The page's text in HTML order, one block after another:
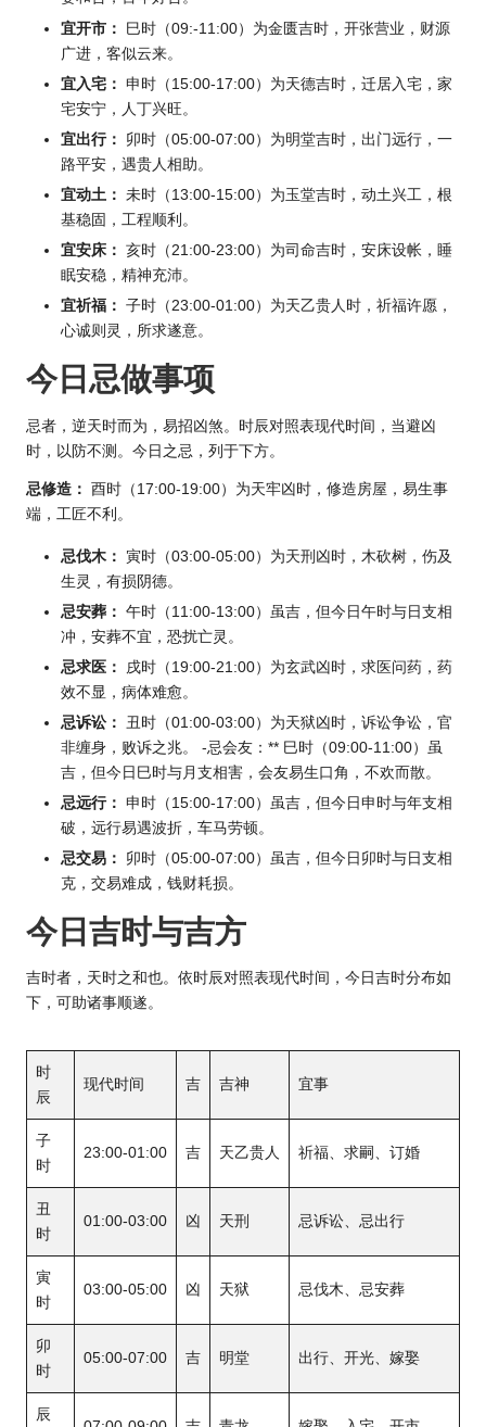
宜开市：
巳时（09:-11:00）为金匮吉时，开张营业，财源
广进，客似云来。
宜入宅： 申时（15:00-17:00）为天德吉时，迁居入宅，家
宅安宁，人丁兴旺。
宜出行：
卯时（05:00-07:00）为明堂吉时，出门远行，一
路平安，遇贵人相助。
宜动土： 未时（13:00-15:00）为玉堂吉时，动土兴工，根
基稳固，工程顺利。
宜安床： 亥时（21:00-23:00）为司命吉时，安床设帐，睡
眠安稳，精神充沛。
宜祈福： 子时（23:00-01:00）为天乙贵人时，祈福许愿，
心诚则灵，所求遂意。
今日忌做事项
忌者，逆天时而为，易招凶煞。时辰对照表现代时间，当避凶
时，以防不测。今日之忌，列于下方。
忌修造： 酉时（17:00-19:00）为天牢凶时，修造房屋，易生事
端，工匠不利。
忌伐木：
寅时（03:00-05:00）为天刑凶时，木砍树，伤及
生灵，有损阴德。
忌安葬： 午时（11:00-13:00）虽吉，但今日午时与日支相
冲，安葬不宜，恐扰亡灵。
忌求医：
戌时（19:00-21:00）为玄武凶时，求医问药，药
效不显，病体难愈。
忌诉讼：
丑时（01:00-03:00）为天狱凶时，诉讼争讼，官
非缠身，败诉之兆。 -忌会友：** 巳时（09:00-11:00）虽
吉，但今日巳时与月支相害，会友易生口角，不欢而散。
忌远行： 申时（15:00-17:00）虽吉，但今日申时与年支相
破，远行易遇波折，车马劳顿。
忌交易：
卯时（05:00-07:00）虽吉，但今日卯时与日支相
克，交易难成，钱财耗损。
今日吉时与吉方
吉时者，天时之和也。依时辰对照表现代时间，今日吉时分布如
下，可助诸事顺遂。
时
辰
现代时间 吉 吉神 宜事
子
时
23:00-01:00 吉 天乙贵人 祈福、求嗣、订婚
丑
时
01:00-03:00 凶 天刑 忌诉讼、忌出行
寅
时
03:00-05:00 凶 天狱 忌伐木、忌安葬
卯
时
05:00-07:00 吉 明堂 出行、开光、嫁娶
辰